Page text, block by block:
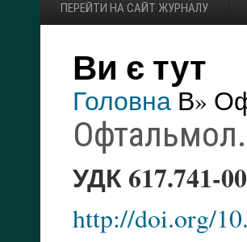
ПЕРЕЙТИ НА САЙТ ЖУРНАЛУ
Ви є тут
Головна В»
УДК 617.741-
http://doi.org/